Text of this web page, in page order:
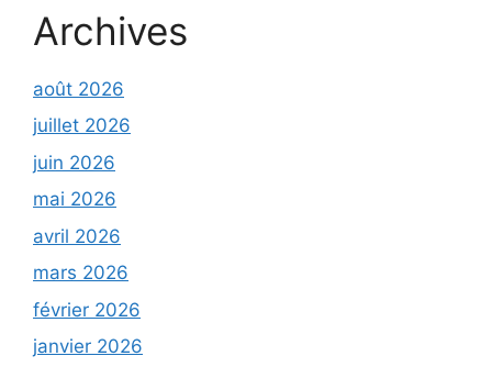
Archives
août 2026
juillet 2026
juin 2026
mai 2026
avril 2026
mars 2026
février 2026
janvier 2026